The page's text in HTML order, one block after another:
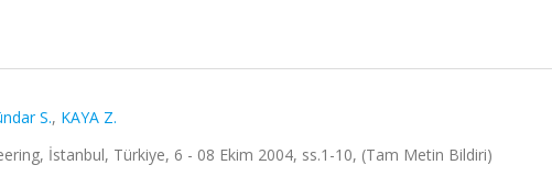
S., KAYA Z.
İstanbul, Türkiye, 6 - 08 Ekim 2004, ss.1-10, (Tam Metin Bildiri)